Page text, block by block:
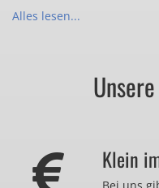
Alles lesen...
Klein